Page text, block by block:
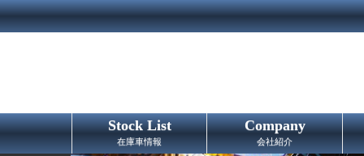
Stock List
在庫車情報
Company
会社紹介